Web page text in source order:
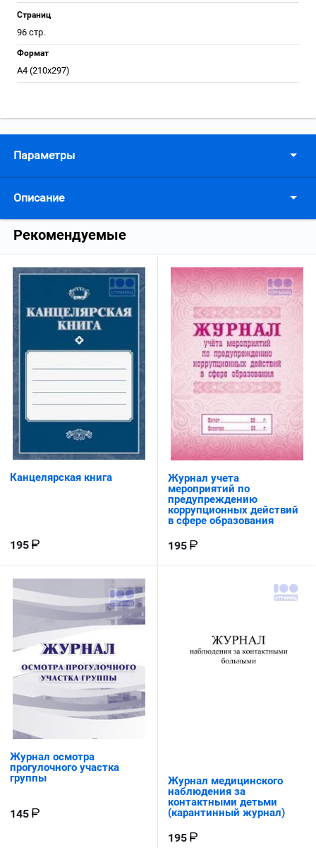
Страниц
96 стр.
Формат
А4 (210x297)
Параметры
Описание
Рекомендуемые
Канцелярская книга
195
Журнал учета
мероприятий по
предупреждению
коррупционных действий
в сфере образования
195
Журнал осмотра
прогулочного участка
группы
145
Журнал медицинского
наблюдения за
контактными детьми
(карантинный журнал)
195